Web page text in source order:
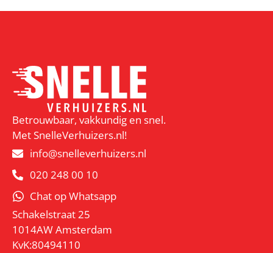
Betrouwbaar, vakkundig en snel.
Met SnelleVerhuizers.nl!
info@snelleverhuizers.nl
020 248 00 10
Chat op Whatsapp
Schakelstraat 25
1014AW Amsterdam
KvK:80494110